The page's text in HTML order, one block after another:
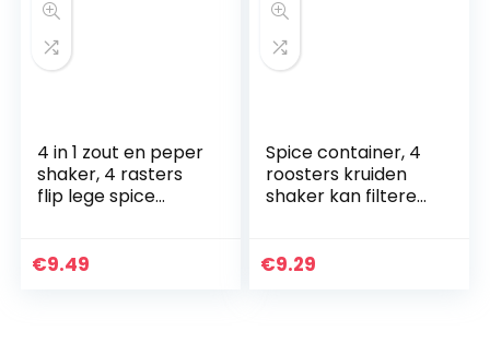
4 in 1 zout en peper
shaker, 4 rasters
flip lege spice
kruiden shaker
€9.49
Spice container, 4
roosters kruiden
shaker kan filteren
reizen zout doos
€9.29